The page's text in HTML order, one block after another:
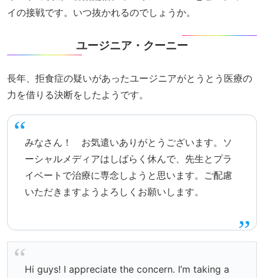
イの接戦です。いつ抜かれるのでしょうか。
ユージニア・クーニー
長年、拒食症の疑いがあったユージニアがとうとう医療の
力を借りる決断をしたようです。
みなさん！ お気遣いありがとうございます。ソ
ーシャルメディアはしばらく休んで、先生とプラ
イベートで治療に専念しようと思います。ご配慮
いただきますようよろしくお願いします。
Hi guys! I appreciate the concern. I’m taking a